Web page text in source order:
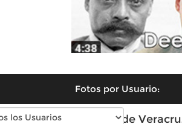
Fotos por Usuario:
Fotos modernas de